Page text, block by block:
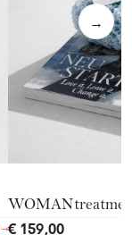
→
→€ 159,00